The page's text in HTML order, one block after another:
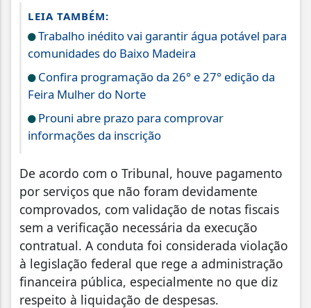
LEIA TAMBÉM:
Trabalho inédito vai garantir água potável para
comunidades do Baixo Madeira
Confira programação da 26° e 27° edição da
Feira Mulher do Norte
Prouni abre prazo para comprovar
informações da inscrição
De acordo com o Tribunal, houve pagamento
por serviços que não foram devidamente
comprovados, com validação de notas fiscais
sem a verificação necessária da execução
contratual. A conduta foi considerada violação
à legislação federal que rege a administração
financeira pública, especialmente no que diz
respeito à liquidação de despesas.